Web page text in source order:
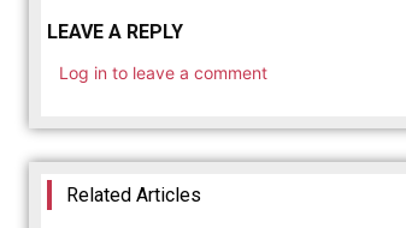
LEAVE A REPLY
Log in to leave a comment
Related Articles